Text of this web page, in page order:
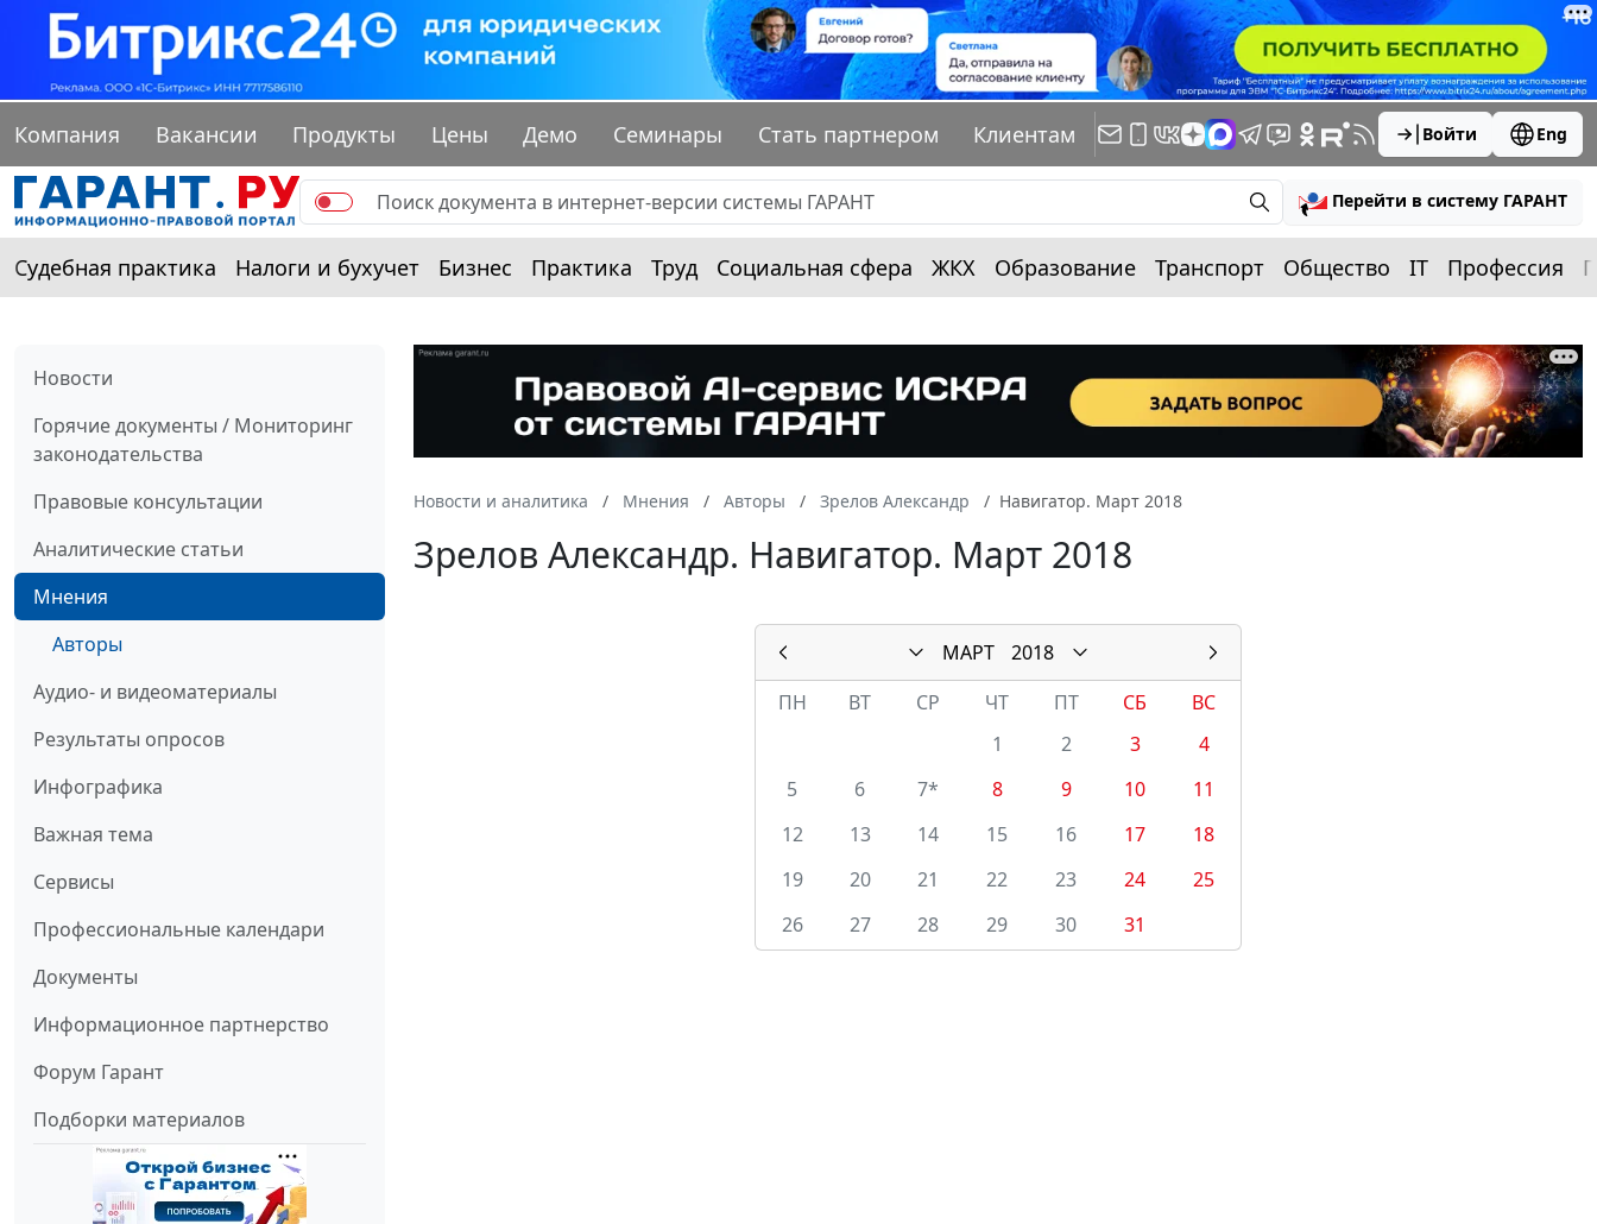
Компания Вакансии Продукты Цены Демо Семинары Стать партнером Клиентам Войти Eng
Перейти в систему ГАРАНТ
Судебная практика Налоги и бухучет Бизнес Практика Труд Социальная сфера ЖКХ Образование Транспорт Общество IT Профессия
Новости
Горячие документы / Мониторинг
законодательства
Правовые консультации
Аналитические статьи
Мнения
Авторы
Аудио- и видеоматериалы
Результаты опросов
Инфографика
Важная тема
Сервисы
Профессиональные календари
Документы
Информационное партнерство
Форум Гарант
Подборки материалов
Новости и аналитика Мнения Авторы Зрелов Александр Навигатор. Март 2018
Зрелов Александр. Навигатор. Март 2018
МАРТ
2018
ПН
ВТ СР ЧТ ПТ СБ
ВС
1
2 3
4
5
6 7* 8 9 10
11
12
13 14 15 16 17
18
19
20 21 22 23 24
25
26
27 28 29 30 31